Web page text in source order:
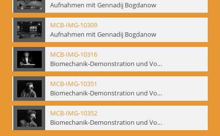
Aufnahmen mit Gennadij Bogdanow
MCB-IMG-10309
Aufnahmen mit Gennadij Bogdanow
MCB-IMG-10316
Biomechanik-Demonstration und Vortrag, Berliner Ensemble, 04.10.1991
MCB-IMG-10351
Biomechanik-Demonstration und Vortrag, Berliner Ensemble, 04.10.1991
MCB-IMG-10352
Biomechanik-Demonstration und Vortrag, Berliner Ensemble, 04.10.1991